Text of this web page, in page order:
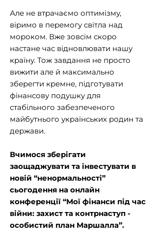
Але не втрачаємо оптимізму,
віримо в перемогу світла над
мороком. Вже зовсім скоро
настане час відновлювати нашу
країну. Тож завдання не просто
вижити але й максимально
зберегти кремне, підготувати
фінансову подушку для
стабільного забезпеченого
майбутнього українських родин та
держави.
Вчимося зберігати
заощаджувати та інвестувати в
новій “ненормальності”
сьогодення на онлайн
конференції “Мої фінанси під час
війни: захист та контрнаступ -
особистий план Маршалла”.